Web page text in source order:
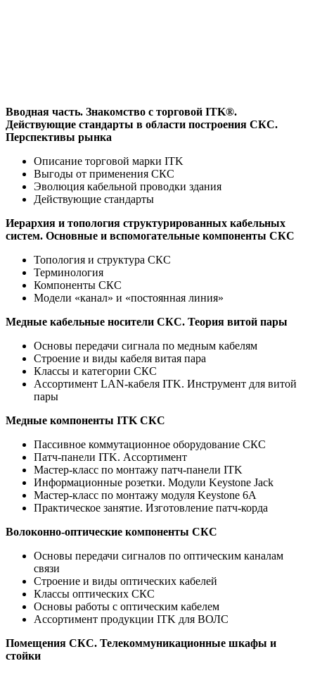
Вводная часть. Знакомство с торговой ITK®.
Действующие стандарты в области построения СКС.
Перспективы рынка
Описание торговой марки ITK
Выгоды от применения СКС
Эволюция кабельной проводки здания
Действующие стандарты
Иерархия и топология структурированных кабельных
систем. Основные и вспомогательные компоненты СКС
Топология и структура СКС
Терминология
Компоненты СКС
Модели «канал» и «постоянная линия»
Медные кабельные носители СКС. Теория витой пары
Основы передачи сигнала по медным кабелям
Строение и виды кабеля витая пара
Классы и категории СКС
Ассортимент LAN-кабеля ITK. Инструмент для витой
пары
Медные компоненты ITK СКС
Пассивное коммутационное оборудование СКС
Патч-панели ITK. Ассортимент
Мастер-класс по монтажу патч-панели ITK
Информационные розетки. Модули Keystone Jack
Мастер-класс по монтажу модуля Keystone 6A
Практическое занятие. Изготовление патч-корда
Волоконно-оптические компоненты СКС
Основы передачи сигналов по оптическим каналам
связи
Строение и виды оптических кабелей
Классы оптических СКС
Основы работы с оптическим кабелем
Ассортимент продукции ITK для ВОЛС
Помещения СКС. Телекоммуникационные шкафы и
стойки